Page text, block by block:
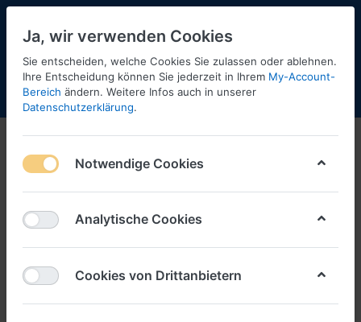
Menü Anmelden Shopaktualisierung
Ja, wir verwenden Cookies
Sie entscheiden, welche Cookies Sie zulassen oder ablehnen.
Ihre Entscheidung können Sie jederzeit in Ihrem My-Account-
Bereich ändern. Weitere Infos auch in unserer
Datenschutzerklärung.
Notwendige Cookies
Analytische Cookies
Cookies von Drittanbietern